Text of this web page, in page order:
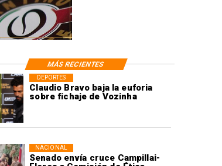
Claudio Bravo baja la euforia
sobre fichaje de Vozinha
DEPORTES
Senado envía cruce Campillai-
NACIONAL
MÁS RECIENTES